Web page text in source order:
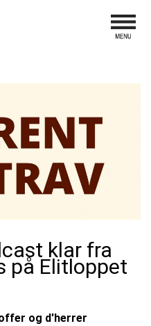
klar fra
på Elitloppet
og d'herrer